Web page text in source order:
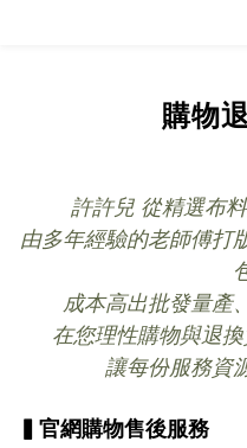
購物
許許兒 從精選布
由多年經驗的老師傅打
成本高出批發量產
在您理性購物與退
讓每份服務資
▍官網購物售後服務